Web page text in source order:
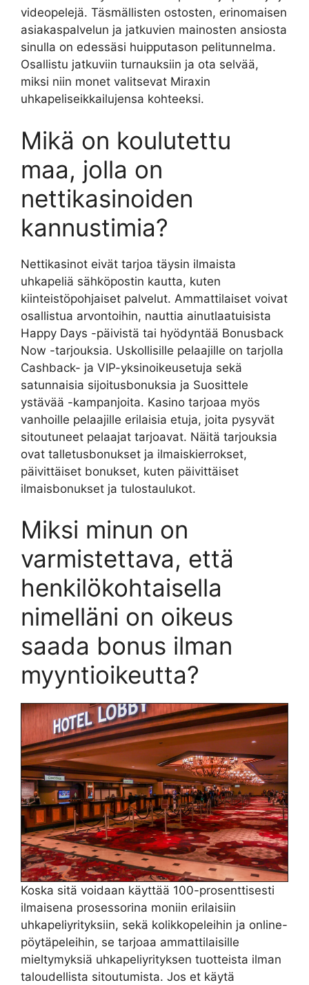
videopelejä. Täsmällisten ostosten, erinomaisen
asiakaspalvelun ja jatkuvien mainosten ansiosta
sinulla on edessäsi huipputason pelitunnelma.
Osallistu jatkuviin turnauksiin ja ota selvää,
miksi niin monet valitsevat Miraxin
uhkapeliseikkailujensa kohteeksi.
Mikä on koulutettu
maa, jolla on
nettikasinoiden
kannustimia?
Nettikasinot eivät tarjoa täysin ilmaista
uhkapeliä sähköpostin kautta, kuten
kiinteistöpohjaiset palvelut. Ammattilaiset voivat
osallistua arvontoihin, nauttia ainutlaatuisista
Happy Days -päivistä tai hyödyntää Bonusback
Now -tarjouksia. Uskollisille pelaajille on tarjolla
Cashback- ja VIP-yksinoikeusetuja sekä
satunnaisia ​​sijoitusbonuksia ja Suosittele
ystävää -kampanjoita. Kasino tarjoaa myös
vanhoille pelaajille erilaisia ​​etuja, joita pysyvät
sitoutuneet pelaajat tarjoavat. Näitä tarjouksia
ovat talletusbonukset ja ilmaiskierrokset,
päivittäiset bonukset, kuten päivittäiset
ilmaisbonukset ja tulostaulukot.
Miksi minun on
varmistettava, että
henkilökohtaisella
nimelläni on oikeus
saada bonus ilman
myyntioikeutta?
Koska sitä voidaan käyttää 100-prosenttisesti
ilmaisena prosessorina moniin erilaisiin
uhkapeliyrityksiin, sekä kolikkopeleihin ja online-
pöytäpeleihin, se tarjoaa ammattilaisille
mieltymyksiä uhkapeliyrityksen tuotteista ilman
taloudellista sitoutumista. Jos et käytä